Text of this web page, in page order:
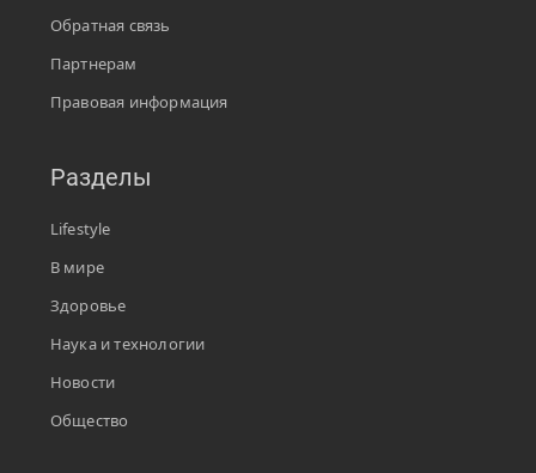
Обратная связь
Партнерам
Правовая информация
Разделы
Lifestyle
В мире
Здоровье
Наука и технологии
Новости
Общество